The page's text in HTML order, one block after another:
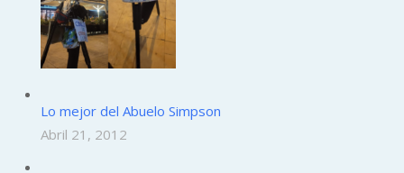
Lo mejor del Abuelo Simpson
Abril 21, 2012